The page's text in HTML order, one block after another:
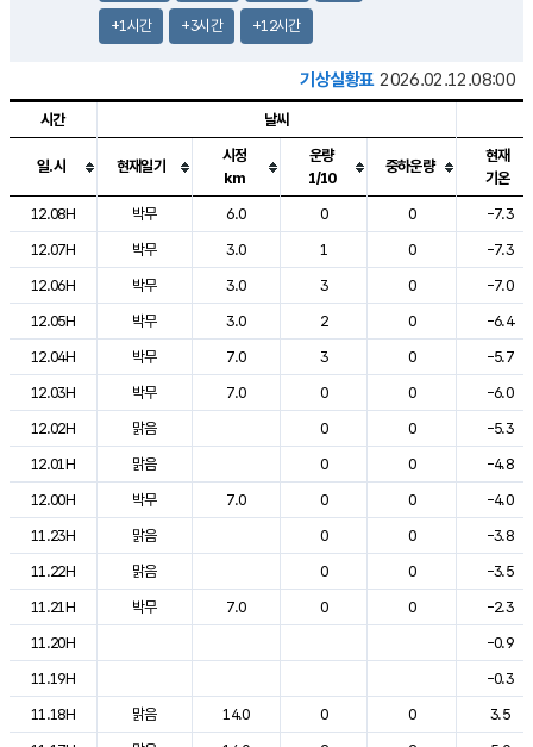
+1시간 +3시간 +12시간
기상실황표 2026.02.12.08:00
도시별 기상실황표로 지점, 날씨, 기온, 강수, 바람, 기압등을 안내한 표입
시간 날씨
일.시 현재일기
시정
km
운량
1/10
중하운량
현재
기온
12.08H
박무 6.0 0 0
-7.3
12.07H
박무 3.0 1 0
-7.3
12.06H
박무 3.0 3 0
-7.0
12.05H
박무 3.0 2 0
-6.4
12.04H
박무 7.0 3 0
-5.7
12.03H
박무 7.0 0 0
-6.0
12.02H
맑음 0 0
-5.3
12.01H
맑음 0 0
-4.8
12.00H
박무 7.0 0 0
-4.0
11.23H
맑음 0 0
-3.8
11.22H
맑음 0 0
-3.5
11.21H
박무 7.0 0 0
-2.3
11.20H
-0.9
11.19H
-0.3
11.18H
맑음 14.0 0 0
3.5